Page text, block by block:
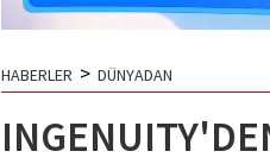
HABERLER > DÜNYADAN